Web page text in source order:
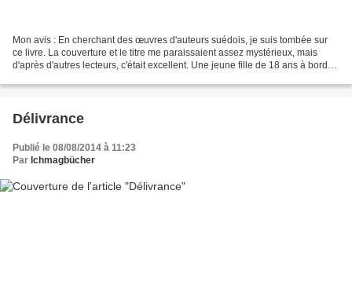
Mon avis : En cherchant des œuvres d'auteurs suédois, je suis tombée sur
ce livre. La couverture et le titre me paraissaient assez mystérieux, mais
d'après d'autres lecteurs, c'était excellent. Une jeune fille de 18 ans à bord
Délivrance
Publié le 08/08/2014 à 11:23
Par Ichmagbücher